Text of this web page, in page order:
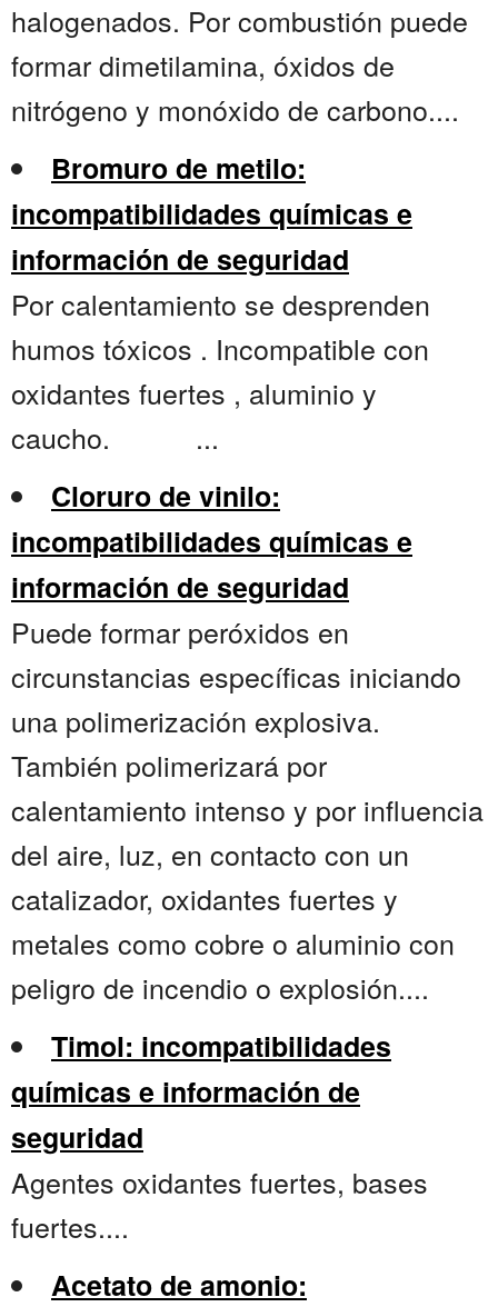
halogenados. Por combustión puede
formar dimetilamina, óxidos de
nitrógeno y monóxido de carbono....
Bromuro de metilo:
incompatibilidades químicas e
información de seguridad
Por calentamiento se desprenden
humos tóxicos . Incompatible con
oxidantes fuertes , aluminio y
caucho. ...
Cloruro de vinilo:
incompatibilidades químicas e
información de seguridad
Puede formar peróxidos en
circunstancias específicas iniciando
una polimerización explosiva.
También polimerizará por
calentamiento intenso y por influencia
del aire, luz, en contacto con un
catalizador, oxidantes fuertes y
metales como cobre o aluminio con
peligro de incendio o explosión....
Timol: incompatibilidades
químicas e información de
seguridad
Agentes oxidantes fuertes, bases
fuertes....
Acetato de amonio: